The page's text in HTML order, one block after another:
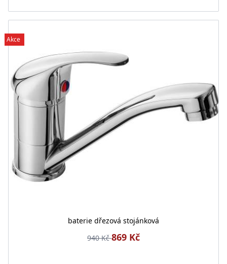
Akce
baterie dřezová stojánková
940 Kč869 Kč